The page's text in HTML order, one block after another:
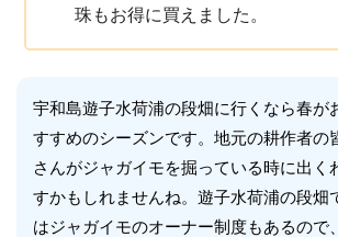
珠もお得に買えました。
宇和島遊子水荷浦の段畑に行くなら春が
すすめのシーズンです。地元の耕作者の
さんがジャガイモを掘っている時に出く
すかもしれませんね。遊子水荷浦の段畑
はジャガイモのオーナー制度もあるので、